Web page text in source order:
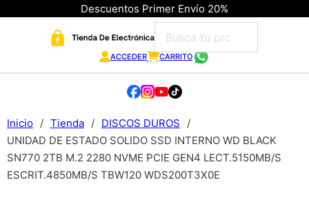
Descuentos Primer Envío 20%
ACCEDER CARRITO
Inicio / Tienda / DISCOS DUROS
/
UNIDAD DE ESTADO SOLIDO SSD INTERNO WD BLACK
SN770 2TB M.2 2280 NVME PCIE GEN4 LECT.5150MB/S
ESCRIT.4850MB/S TBW120 WDS200T3X0E